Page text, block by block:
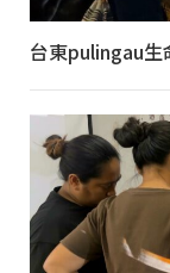
台東pulingau生